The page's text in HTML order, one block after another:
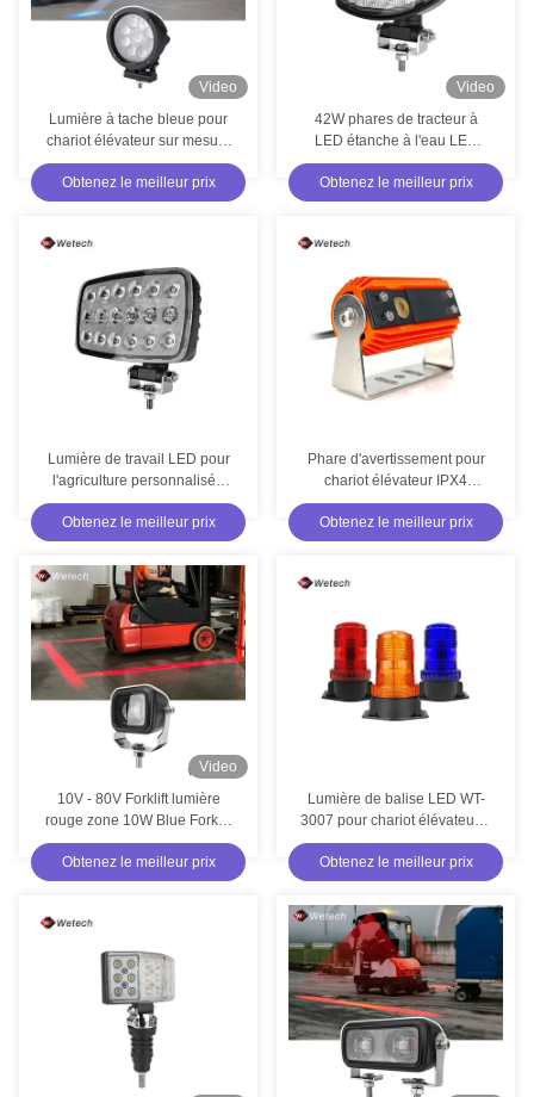
Video
Lumière à tache bleue pour
chariot élévateur sur mesure
45W Lumières de sécurité
pour chariot élévateur IP67
Obtenez le meilleur prix
Video
42W phares de tracteur à
LED étanche à l'eau LED
lumière de travail
personnalisée avec base
rotative réglable
Obtenez le meilleur prix
Lumière de travail LED pour
l'agriculture personnalisée
pour l'automobile
Obtenez le meilleur prix
Phare d'avertissement pour
chariot élévateur IPX4
étanche 10-110V DC avec
boîtier en aluminium moulé
sous pression et faisceau
zones de sécurité
Obtenez le meilleur prix
Video
10V - 80V Forklift lumière
rouge zone 10W Blue Forklift
lumières avec le logement en
aluminium sous pression
Obtenez le meilleur prix
Lumière de balise LED WT-
3007 pour chariot élévateur à
élévateur à vis
Obtenez le meilleur prix